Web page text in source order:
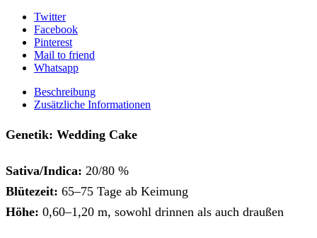
Twitter
Facebook
Pinterest
Mail to friend
Whatsapp
Beschreibung
Zusätzliche Informationen
Genetik: Wedding Cake
Sativa/Indica: 20/80 %
Blütezeit: 65–75 Tage ab Keimung
Höhe: 0,60–1,20 m, sowohl drinnen als auch draußen